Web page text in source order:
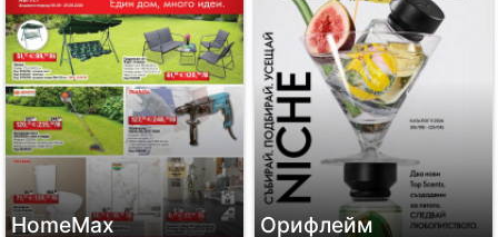
HomeMax Орифлейм